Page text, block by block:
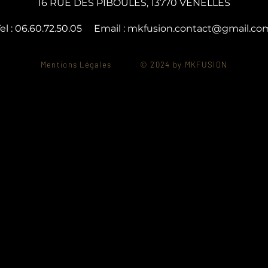
16 RUE DES PIBOULES, 13770 VENELLES
: 06.60.72.50.05 Email :
Mentions Légales © 2024 by MKFUSION